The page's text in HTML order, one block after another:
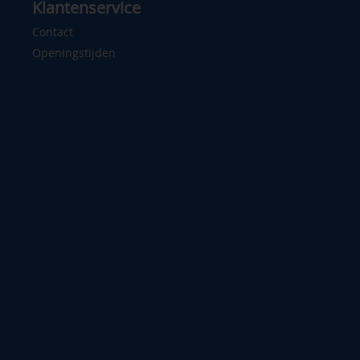
Klantenservice
Contact
Openingstijden